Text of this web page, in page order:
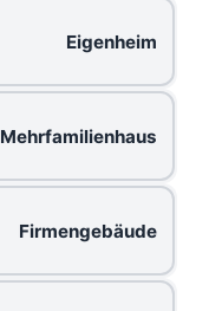
Eigenheim
Mehrfamilienhaus
Firmengebäude